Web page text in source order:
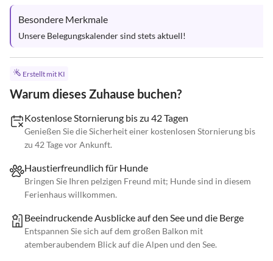
Besondere Merkmale
Unsere Belegungskalender sind stets aktuell!
Erstellt mit KI
Warum dieses Zuhause buchen?
Kostenlose Stornierung bis zu 42 Tagen
Genießen Sie die Sicherheit einer kostenlosen Stornierung bis
zu 42 Tage vor Ankunft.
Haustierfreundlich für Hunde
Bringen Sie Ihren pelzigen Freund mit; Hunde sind in diesem
Ferienhaus willkommen.
Beeindruckende Ausblicke auf den See und die Berge
Entspannen Sie sich auf dem großen Balkon mit
atemberaubendem Blick auf die Alpen und den See.